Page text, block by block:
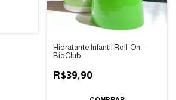
Hidratante Infantil Roll-On -
BioClub
R$39,90